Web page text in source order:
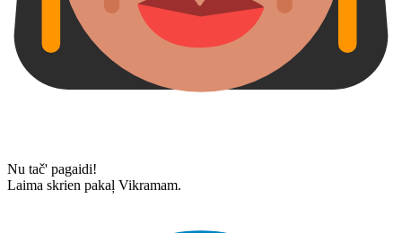
Nu tač' pagaidi!
Laima skrien pakaļ Vikramam.